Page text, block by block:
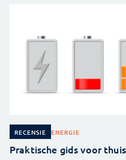
RECENSIE ENERGIE
Praktische gids voor